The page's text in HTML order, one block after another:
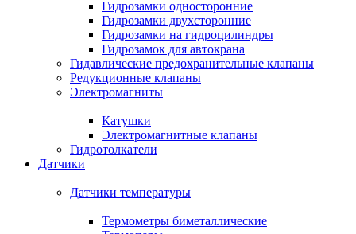
Гидрозамки односторонние
Гидрозамки двухсторонние
Гидрозамки на гидроцилиндры
Гидрозамок для автокрана
Гидавлические предохранительные клапаны
Редукционные клапаны
Электромагниты
Катушки
Электромагнитные клапаны
Гидротолкатели
Датчики
Датчики температуры
Термометры биметаллические